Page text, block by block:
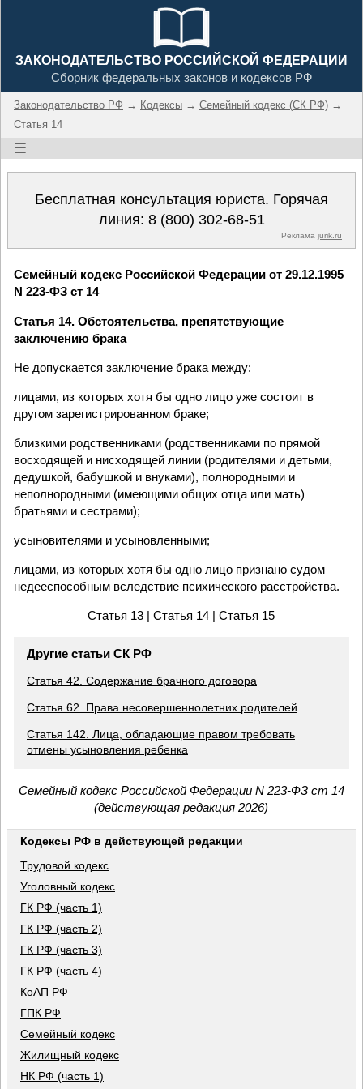
ЗАКОНОДАТЕЛЬСТВО РОССИЙСКОЙ ФЕДЕРАЦИИ
Сборник федеральных законов и кодексов РФ
Законодательство РФ → Кодексы → Семейный кодекс (СК РФ) →
Статья 14
☰
Бесплатная консультация юриста. Горячая
линия: 8 (800) 302-68-51
Реклама jurik.ru
Семейный кодекс Российской Федерации от 29.12.1995
N 223-ФЗ ст 14
Статья 14. Обстоятельства, препятствующие
заключению брака
Не допускается заключение брака между:
лицами, из которых хотя бы одно лицо уже состоит в
другом зарегистрированном браке;
близкими родственниками (родственниками по прямой
восходящей и нисходящей линии (родителями и детьми,
дедушкой, бабушкой и внуками), полнородными и
неполнородными (имеющими общих отца или мать)
братьями и сестрами);
усыновителями и усыновленными;
лицами, из которых хотя бы одно лицо признано судом
недееспособным вследствие психического расстройства.
Статья 13 | Статья 14 |Статья 15
Другие статьи СК РФ
Статья 42. Содержание брачного договора
Статья 62. Права несовершеннолетних родителей
Статья 142. Лица, обладающие правом требовать
отмены усыновления ребенка
Семейный кодекс Российской Федерации N 223-ФЗ ст 14
(действующая редакция 2026)
Кодексы РФ в действующей редакции
Трудовой кодекс
Уголовный кодекс
ГК РФ (часть 1)
ГК РФ (часть 2)
ГК РФ (часть 3)
ГК РФ (часть 4)
КоАП РФ
ГПК РФ
Семейный кодекс
Жилищный кодекс
НК РФ (часть 1)